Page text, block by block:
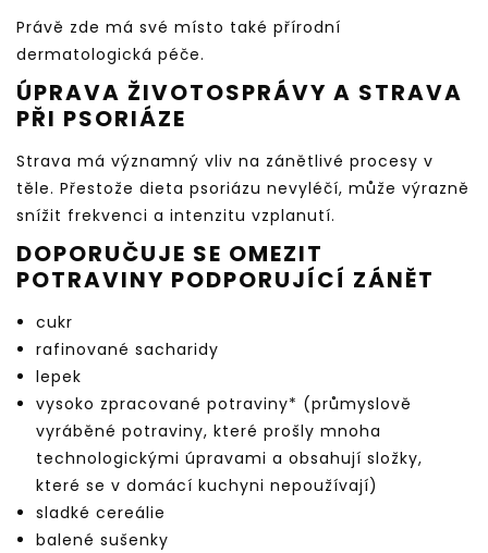
Právě zde má své místo také přírodní
dermatologická péče.
ÚPRAVA ŽIVOTOSPRÁVY A STRAVA
PŘI PSORIÁZE
Strava má významný vliv na zánětlivé procesy v
těle. Přestože dieta psoriázu nevyléčí, může výrazně
snížit frekvenci a intenzitu vzplanutí.
DOPORUČUJE SE OMEZIT
POTRAVINY PODPORUJÍCÍ ZÁNĚT
cukr
rafinované sacharidy
lepek
vysoko zpracované potraviny* (průmyslově
vyráběné potraviny, které prošly mnoha
technologickými úpravami a obsahují složky,
které se v domácí kuchyni nepoužívají)
sladké cereálie
balené sušenky